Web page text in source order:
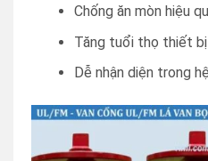
Chống ăn mòn hiệu
Tăng tuổi thọ thiết bị
Dễ nhận diện trong